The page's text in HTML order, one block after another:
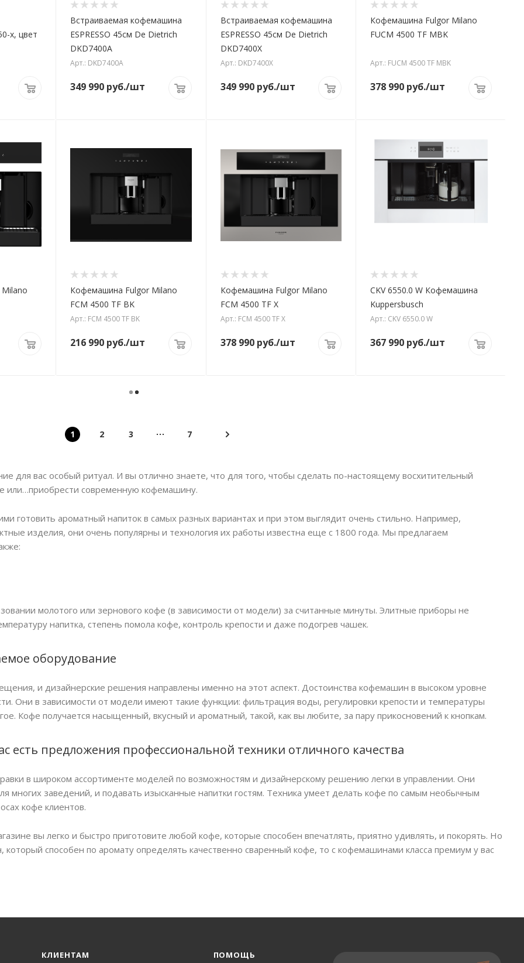
х, цвет
Встраиваемая кофемашина
ESPRESSO 45см De Dietrich
DKD7400A
Арт.: DKD7400A
349 990 руб./шт
Встраиваемая кофемашина
ESPRESSO 45см De Dietrich
DKD7400X
Арт.: DKD7400X
349 990руб./шт
Кофемашина Fulgor Milano
FUCM 4500 TF MBK
Арт.: FUCM 4500 TF MBK
378 990 руб./шт
Кофемашина Fulgor Milano
FCM 4500 TF BK
Арт.: FCM 4500 TF BK
216 990 руб./шт
Кофемашина Fulgor Milano
FCM 4500 TF X
Арт.: FCM 4500 TF X
378 990руб./шт
CKV 6550.0 W Кофемашина
Kuppersbusch
Арт.: CKV 6550.0 W
367 990 руб./шт
1 2 3 7
для вас особый ритуал. И вы отлично знаете, что для того, чтобы сделать по-настоящему восхитительный
или…приобрести современную кофемашину.
готовить ароматный напиток в самых разных вариантах и при этом выглядит очень стильно. Например,
изделия, они очень популярны и технология их работы известна еще с 1800 года. Мы предлагаем
молотого или зернового кофе (в зависимости от модели) за считанные минуты. Элитные приборы не
напитка, степень помола кофе, контроль крепости и даже подогрев чашек.
оборудование
и дизайнерские решения направлены именно на этот аспект. Достоинства кофемашин в высоком уровне
Они в зависимости от модели имеют такие функции: фильтрация воды, регулировки крепости и температуры
Кофе получается насыщенный, вкусный и ароматный, такой, как вы любите, за пару прикосновений к кнопкам.
есть предложения профессиональной техники отличного качества
в широком ассортименте моделей по возможностям и дизайнерскому решению легки в управлении. Они
многих заведений, и подавать изысканные напитки гостям. Техника умеет делать кофе по самым необычным
кофе клиентов.
вы легко и быстро приготовите любой кофе, которые способен впечатлять, приятно удивлять, и покорять. Но
способен по аромату определять качественно сваренный кофе, то с кофемашинами класса премиум у вас
КЛИЕНТАМ ПОМОЩЬ